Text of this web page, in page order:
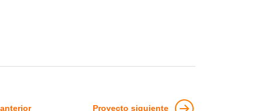
Proyecto siguiente